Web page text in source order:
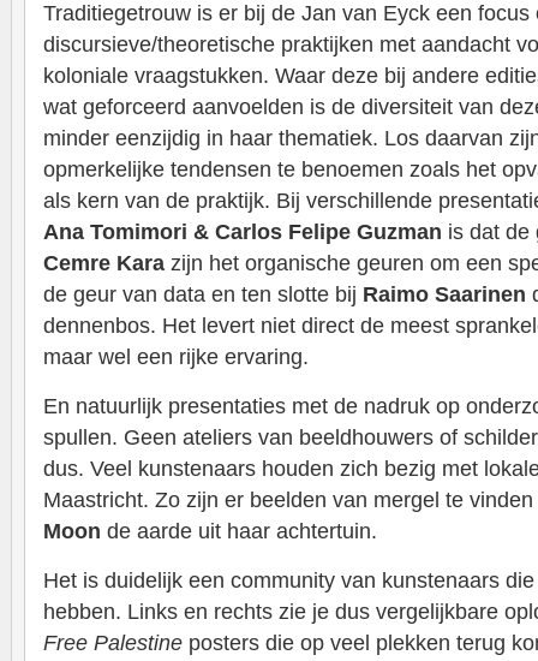
Traditiegetrouw is er bij de Jan van Eyck een focus
discursieve/theoretische praktijken met aandacht
koloniale vraagstukken. Waar deze bij andere
wat geforceerd aanvoelden is de diversiteit van
minder eenzijdig in haar thematiek. Los daarvan
opmerkelijke tendensen te benoemen zoals het
als kern van de praktijk. Bij verschillende
Ana Tomimori & Carlos Felipe Guzman is dat de
Cemre Kara zijn het organische geuren om een
de geur van data en ten slotte bij Raimo Saarinen
dennenbos. Het levert niet direct de meest
maar wel een rijke ervaring.
En natuurlijk presentaties met de nadruk op
spullen. Geen ateliers van beeldhouwers of
dus. Veel kunstenaars houden zich bezig met
Maastricht. Zo zijn er beelden van mergel te
Moon de aarde uit haar achtertuin.
Het is duidelijk een community van kunstenaars
hebben. Links en rechts zie je dus vergelijkbare
Free Palestine posters die op veel plekken terug